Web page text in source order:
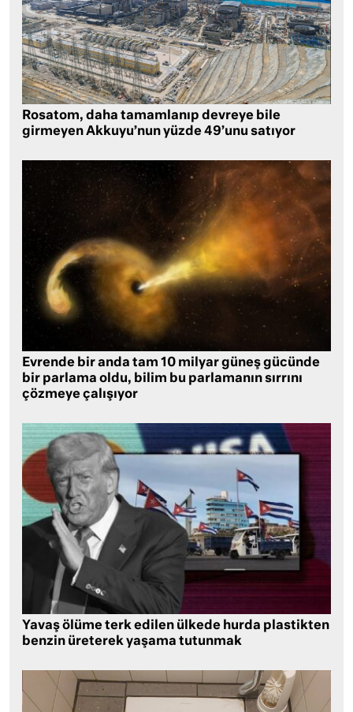
Rosatom, daha tamamlanıp devreye bile
girmeyen Akkuyu’nun yüzde 49’unu satıyor
Evrende bir anda tam 10 milyar güneş gücünde
bir parlama oldu, bilim bu parlamanın sırrını
çözmeye çalışıyor
Yavaş ölüme terk edilen ülkede hurda plastikten
benzin üreterek yaşama tutunmak